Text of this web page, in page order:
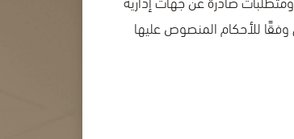
وفقًا للأحكام المنصوص عليها